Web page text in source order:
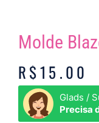
Molde
R$15.00
Glads /
Precisa